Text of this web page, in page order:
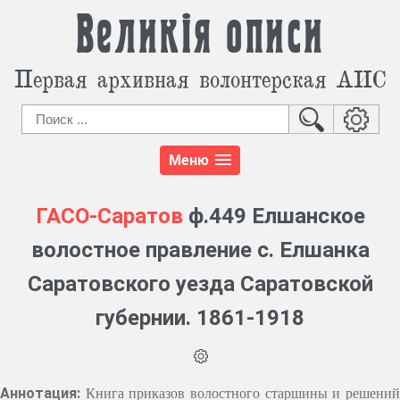
Великія описи
Первая архивная волонтерская АИС
Меню
ГАСО-Саратовф.449 Елшанское
волостное правление с. Елшанка
Саратовского уезда Саратовской
губернии. 1861-1918
Аннотация: Книга приказов волостного старшины и решений